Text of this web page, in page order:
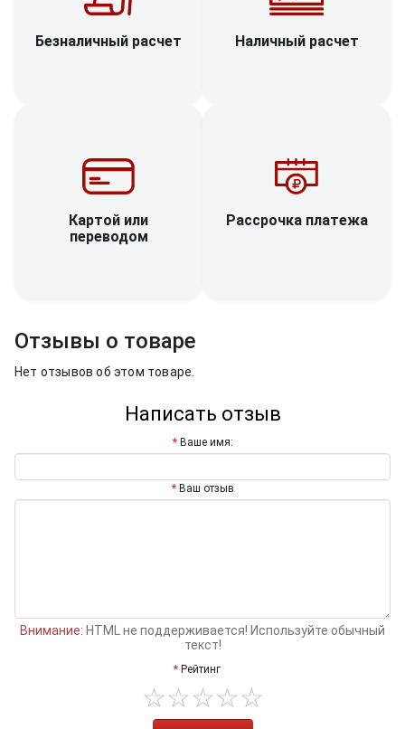
Безналичный расчет Наличный расчет
Картой или
переводом
Рассрочка платежа
Отзывы о товаре
Нет отзывов об этом товаре.
Написать отзыв
Ваше имя:
Ваш отзыв
Внимание: HTML не поддерживается! Используйте обычный
текст!
Рейтинг